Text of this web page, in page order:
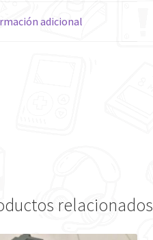
adicional
relacionados